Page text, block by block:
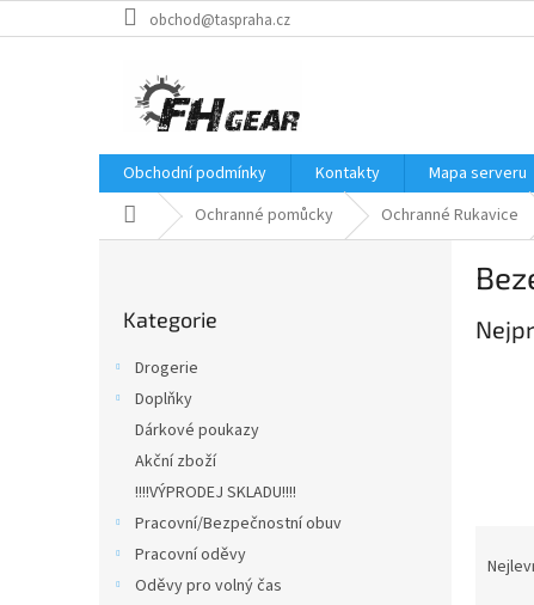
na
obchod@taspraha.cz
Obchodní podmínky Kontakty Mapa serveru
Domů Ochranné pomůcky Ochranné Rukavice
kategorie
Kategorie
Drogerie
Doplňky
Dárkové poukazy
Akční zboží
!!!!VÝPRODEJ SKLADU!!!!
Pracovní/Bezpečnostní obuv
Pracovní oděvy
Oděvy pro volný čas